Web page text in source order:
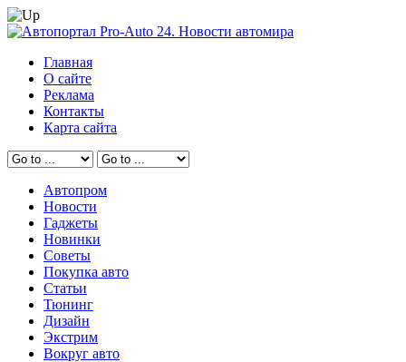
Главная
О сайте
Реклама
Контакты
Карта сайта
Автопром
Новости
Гаджеты
Новинки
Советы
Покупка авто
Статьи
Тюнинг
Дизайн
Экстрим
Вокруг авто